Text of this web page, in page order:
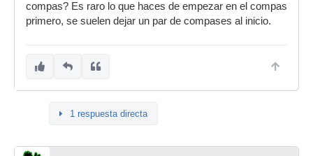
compas? Es raro lo que haces de empezar en el compas
primero, se suelen dejar un par de compases al inicio.
1 respuesta directa